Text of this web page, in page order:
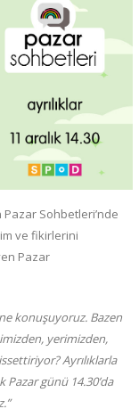
Pazar Sohbetleri’nde
ve fikirlerini
Pazar
konuşuyoruz. Bazen
yerimizden,
Ayrılıklarla
Pazar günü 14.30’da